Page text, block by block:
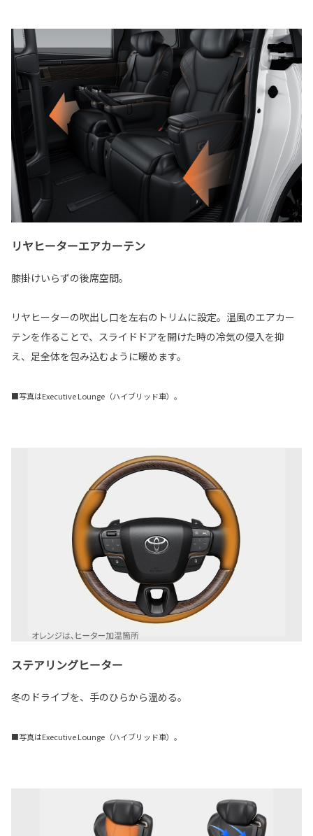
リヤヒーターエアカーテン
膝掛けいらずの後席空間。
リヤヒーターの吹出し口を左右のトリムに設定。温風のエアカー
テンを作ることで、スライドドアを開けた時の冷気の侵入を抑
え、足全体を包み込むように暖めます。
■写真はExecutive Lounge（ハイブリッド車）。
ステアリングヒーター
冬のドライブを、手のひらから温める。
■写真はExecutive Lounge（ハイブリッド車）。